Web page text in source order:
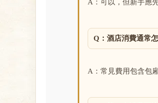
A：可以，但新手應
Q：酒店消費通常
A：常見費用包含包